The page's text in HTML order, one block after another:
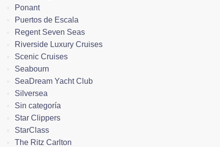
Ponant
Puertos de Escala
Regent Seven Seas
Riverside Luxury Cruises
Scenic Cruises
Seabourn
SeaDream Yacht Club
Silversea
Sin categoría
Star Clippers
StarClass
The Ritz Carlton